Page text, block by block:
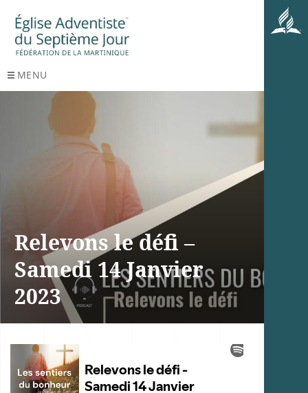
MENU
Relevons le défi –
Samedi 14 Janvier
2023